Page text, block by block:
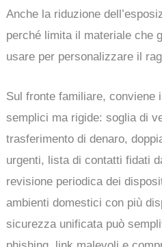
Anche la riduzione
perché limita il materiale che
usare per personalizzare il
Sul fronte familiare, conviene
semplici ma rigide: soglia di
trasferimento di denaro,
urgenti, lista di contatti fidati
revisione periodica dei
ambienti domestici con più
sicurezza unificata può